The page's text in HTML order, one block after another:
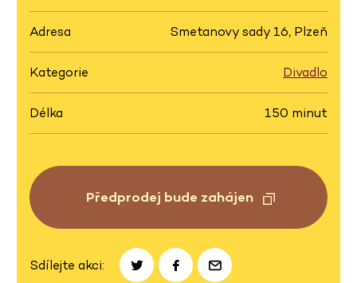
Adresa Smetanovy sady 16, Plzeň
Kategorie Divadlo
Délka 150 minut
Předprodej bude zahájen
Sdílejte akci: